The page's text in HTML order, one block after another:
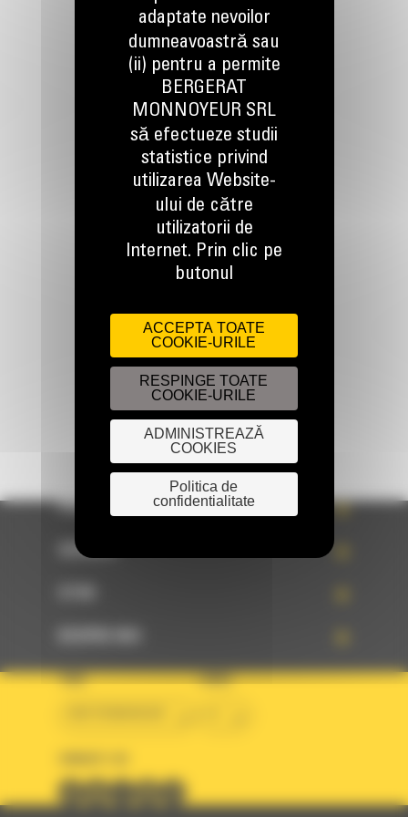
TINEM LEGATURA
Apelati-ne
0800 89 10 10
Scrieti-ne
TRIMITETI O CERERE
PRODUSE
SERVICII
TARA LIMBA
adaptate nevoilor
dumneavoastră sau
(ii) pentru a permite
BERGERAT
MONNOYEUR SRL
să efectueze studii
statistice privind
utilizarea Website-
ului de către
utilizatorii de
Internet. Prin clic pe
butonul
ACCEPTA TOATE
COOKIE-URILE
RESPINGE TOATE
COOKIE-URILE
ADMINISTREAZĂ
COOKIES
Politica de
confidentialitate